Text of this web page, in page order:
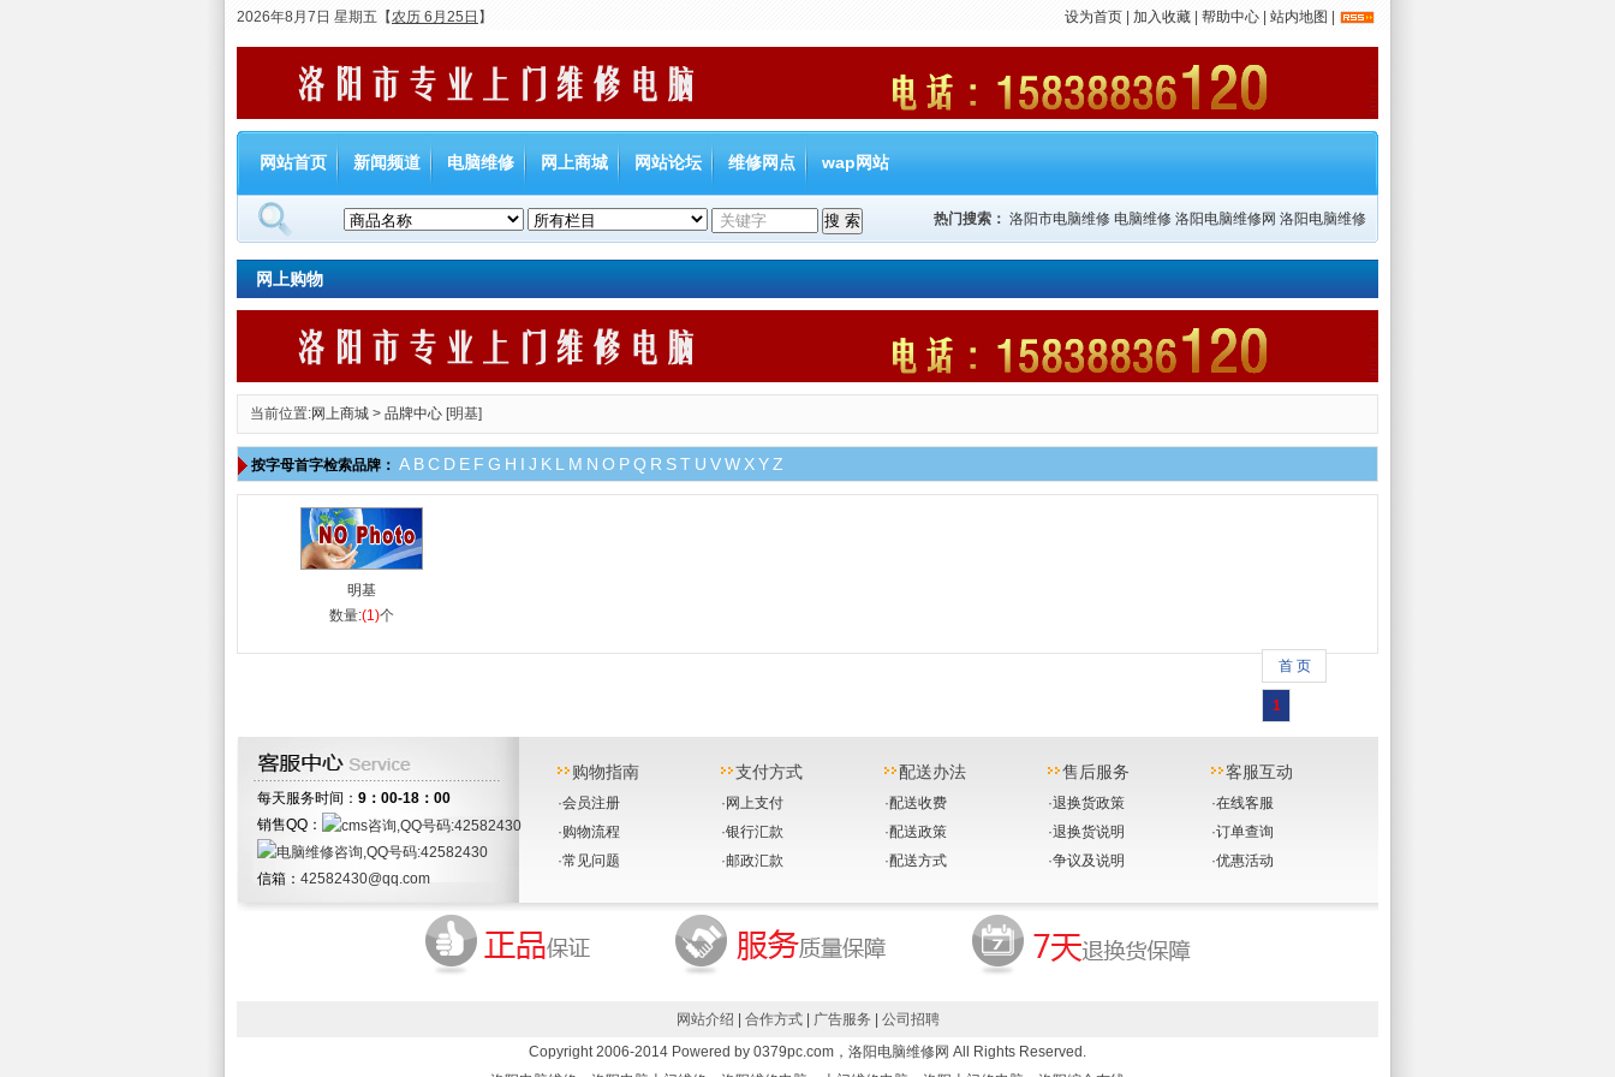
2026年8月7日 星期五 【农历 6月25日 】 设为首页 加入收藏 帮助中心 站内地图
网站首页 新闻频道 电脑维修 网上商城 网站论坛 维修网点 wap网站
热门搜索： 洛阳市电脑维修 电脑维修 洛阳电脑维修网 洛阳电脑维修
网上购物
当前位置:网上商城 > 品牌中心 [明基]
按字母首字检索品牌： A BC D E F G H I J K L M N O PQ R ST U VW XYZ
明基
数量:(1)个
首 页
1
每天服务时间： 9：00-18：00
销售QQ：
信箱： 42582430@qq.com
购物指南
·会员注册
·购物流程
·常见问题
支付方式
· 网上支付
·银行汇款
·邮政汇款
配送办法
·配送收费
·配送政策
·配送方式
售后服务
·退换货政策
·退换货说明
·争议及说明
客服互动
·在线客服
·订单查询
·优惠活动
网站介绍 合作方式| 广告服务
公司招聘
Copyright 2006-2014 Powered by 0379pc.com，洛阳电脑维修网 All Rights Reserved.